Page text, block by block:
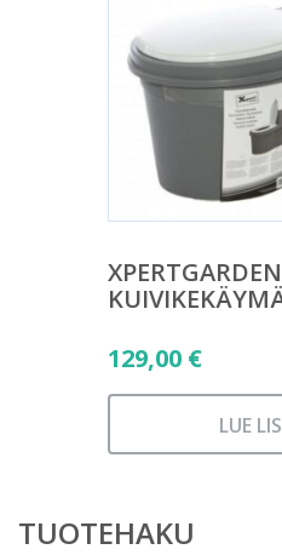
XPERTGARDEN
129,00 €
LUE
TUOTEHAKU